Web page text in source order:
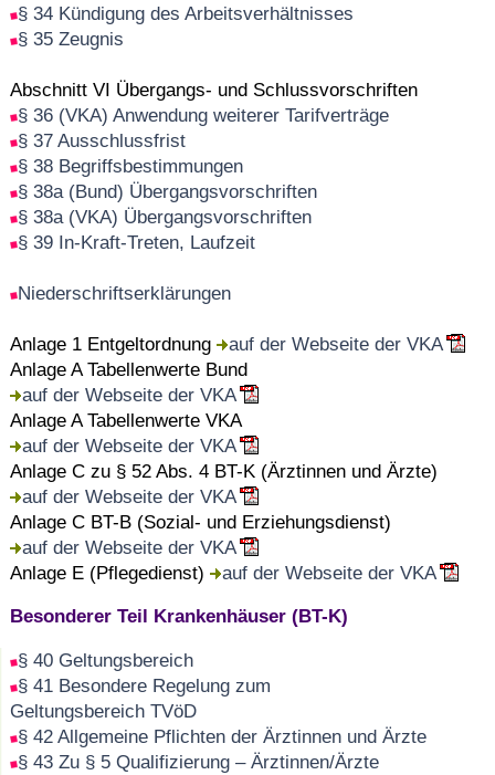
§ 34 Kündigung des Arbeitsverhältnisses
§ 35 Zeugnis
Abschnitt VI Übergangs- und Schlussvorschriften
§ 36 (VKA) Anwendung weiterer Tarifverträge
§ 37 Ausschlussfrist
§ 38 Begriffsbestimmungen
§ 38a (Bund) Übergangsvorschriften
§ 38a (VKA) Übergangsvorschriften
§ 39 In-Kraft-Treten, Laufzeit
Niederschriftserklärungen
Anlage 1 Entgeltordnung
auf der Webseite der VKA
Anlage A Tabellenwerte Bund
auf der Webseite der VKA
Anlage A Tabellenwerte VKA
auf der Webseite der VKA
Anlage C zu § 52 Abs. 4 BT-K (Ärztinnen und Ärzte)
auf der Webseite der VKA
Anlage C BT-B (Sozial- und Erziehungsdienst)
auf der Webseite der VKA
Anlage E (Pflegedienst)
auf der Webseite der VKA
Besonderer Teil Krankenhäuser (BT-K)
§ 40 Geltungsbereich
§ 41 Besondere Regelung zum
Geltungsbereich TVöD
§ 42 Allgemeine Pflichten der Ärztinnen und Ärzte
§ 43 Zu § 5 Qualifizierung – Ärztinnen/Ärzte